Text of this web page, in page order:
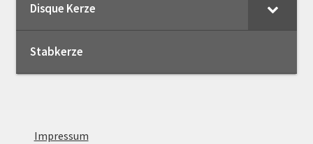
Disque Kerze
Stabkerze
Impressum